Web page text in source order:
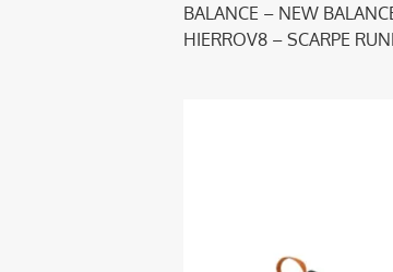
BALANCE – NEW
HIERROV8 – SCARPE